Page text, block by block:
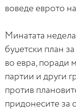
воведе еврото на
Минатата
буџетски план
во евра, поради
партии и други
против
придонесите за